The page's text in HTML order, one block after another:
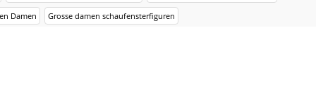
Damen Grosse damen schaufensterfiguren